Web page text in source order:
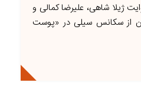
ژیلا شاهی، علیرضا کمالی و
از سکانس سیلی در «پوست